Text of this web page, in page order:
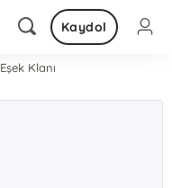
Kaydol
Eşek Klanı